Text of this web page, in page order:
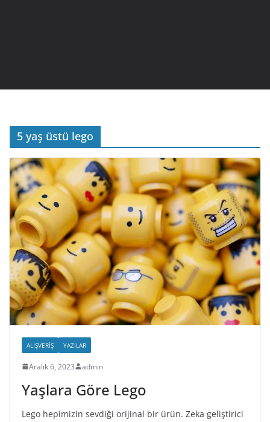
5 yaş üstü lego
ALIŞVERIŞ YAZILAR
Aralık 6, 2023 admin
Yaşlara Göre Lego
Lego hepimizin sevdiği orijinal bir ürün. Zeka geliştirici